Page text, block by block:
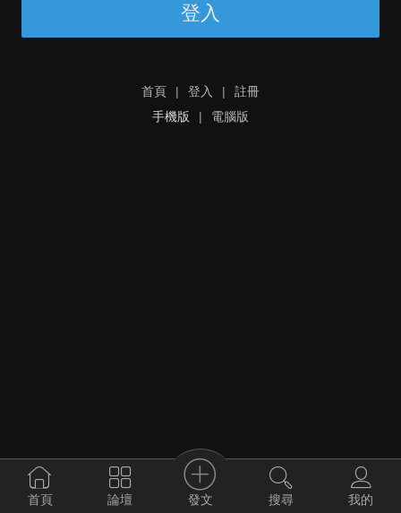
登入
首頁 | 登入 |
註冊
手機版
| 電腦版
首頁 論壇 發文 搜尋 我的